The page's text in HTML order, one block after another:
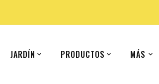
JARDÍN PRODUCTOS MÁS